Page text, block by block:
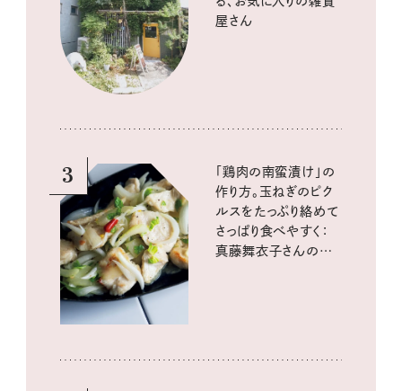
屋さん
3
「鶏肉の南蛮漬け」の
作り方。玉ねぎのピク
ルスをたっぷり絡めて
さっぱり食べやすく：
真藤舞衣子さんの発